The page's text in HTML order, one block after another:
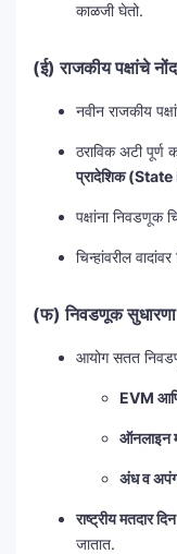
काळजी घेतो.
(ई) राजकीय पक्षांचे
नवीन राजकीय
ठराविक अटी पूर्ण
प्रादेशिक
पक्षांना निवडणूक
चिन्हांवरील
(फ) निवडणूक
आयोग सतत
EVM
ऑनलाइन
अंध व अपंग
राष्ट्रीय मतदार
जातात.